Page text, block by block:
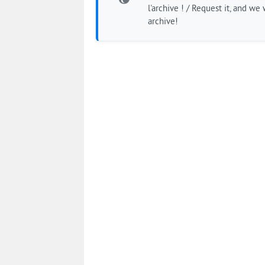
l'archive ! / Request it, and
archive!